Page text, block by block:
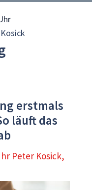
erstmals
läuft das
Peter Kosick,